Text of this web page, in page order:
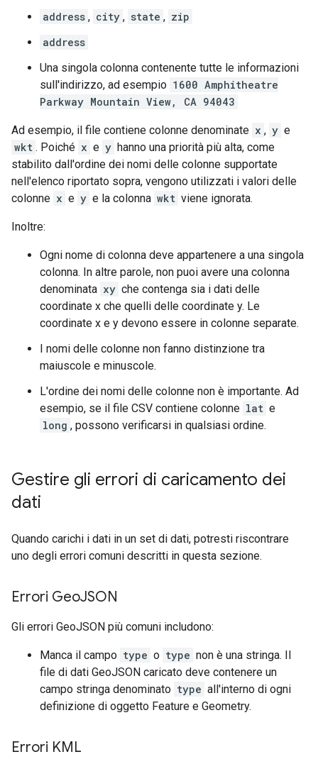
address , city , state , zip
address
Una singola colonna contenente tutte le informazioni
sull'indirizzo, ad esempio 1600 Amphitheatre
Parkway Mountain View, CA 94043
Ad esempio, il file contiene colonne denominate x , y e
wkt . Poiché x e y hanno una priorità più alta, come
stabilito dall'ordine dei nomi delle colonne supportate
nell'elenco riportato sopra, vengono utilizzati i valori delle
colonne x e y e la colonna wkt viene ignorata.
Inoltre:
Ogni nome di colonna deve appartenere a una singola
colonna. In altre parole, non puoi avere una colonna
denominata xy che contenga sia i dati delle
coordinate x che quelli delle coordinate y. Le
coordinate x e y devono essere in colonne separate.
I nomi delle colonne non fanno distinzione tra
maiuscole e minuscole.
L'ordine dei nomi delle colonne non è importante. Ad
esempio, se il file CSV contiene colonne lat e
long , possono verificarsi in qualsiasi ordine.
Gestire gli errori di caricamento dei
dati
Quando carichi i dati in un set di dati, potresti riscontrare
uno degli errori comuni descritti in questa sezione.
Errori GeoJSON
Gli errori GeoJSON più comuni includono:
Manca il campo type o type non è una stringa. Il
file di dati GeoJSON caricato deve contenere un
campo stringa denominato type all'interno di ogni
definizione di oggetto Feature e Geometry.
Errori KML